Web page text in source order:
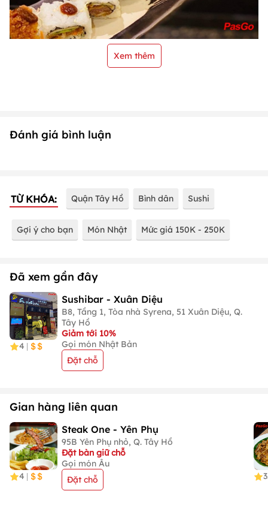
Xem thêm
Đánh giá bình luận
TỪ KHÓA: Quận Tây Hồ Bình dân Sushi
Gợi ý cho bạn Món Nhật Mức giá 150K - 250K
Đã xem gần đây
4 |
Sushibar - Xuân Diệu
B8, Tầng 1, Tòa nhà Syrena, 51 Xuân Diệu, Q.
Tây Hồ
Giảm tới 10%
Gọi món Nhật Bản
Đặt chỗ
Gian hàng liên quan
4 |
Steak One - Yên Phụ
95B Yên Phụ nhỏ, Q. Tây Hồ
Đặt bàn giữ chỗ
Gọi món Âu
Đặt chỗ